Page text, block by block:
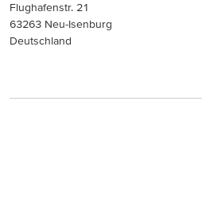
Flughafenstr. 21
63263 Neu-Isenburg
Deutschland